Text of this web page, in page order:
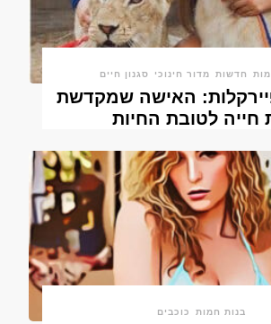
חדשות מדור חינוכי סגנון חיים
האישה שמקדשת
חייה לטובת החיות
בנות חמות כוכבים